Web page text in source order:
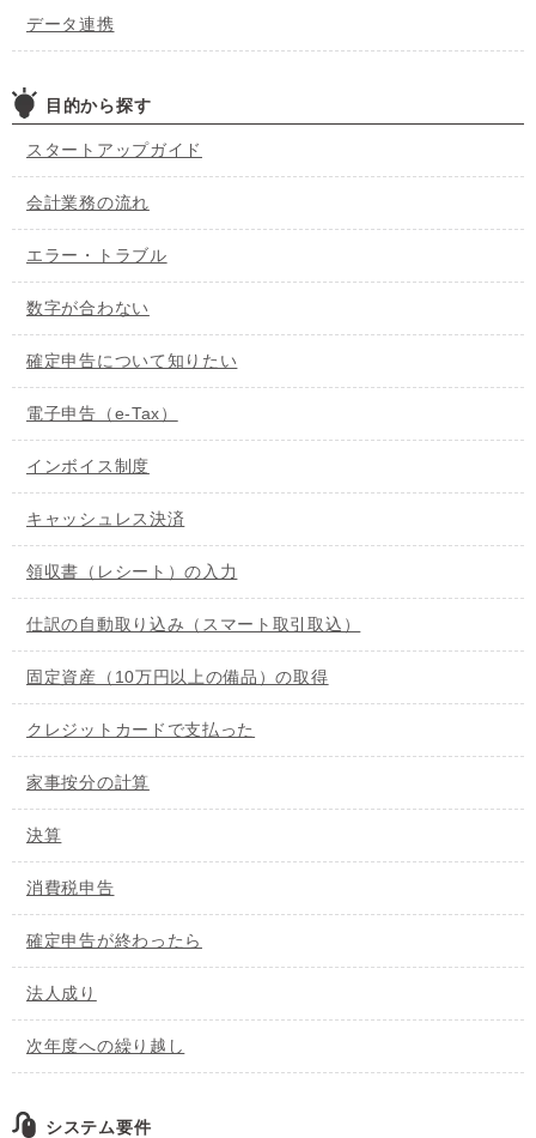
データ連携
目的から探す
スタートアップガイド
会計業務の流れ
エラー・トラブル
数字が合わない
確定申告について知りたい
電子申告（e-Tax）
インボイス制度
キャッシュレス決済
領収書（レシート）の入力
仕訳の自動取り込み（スマート取引取込）
固定資産（10万円以上の備品）の取得
クレジットカードで支払った
家事按分の計算
決算
消費税申告
確定申告が終わったら
法人成り
次年度への繰り越し
システム要件